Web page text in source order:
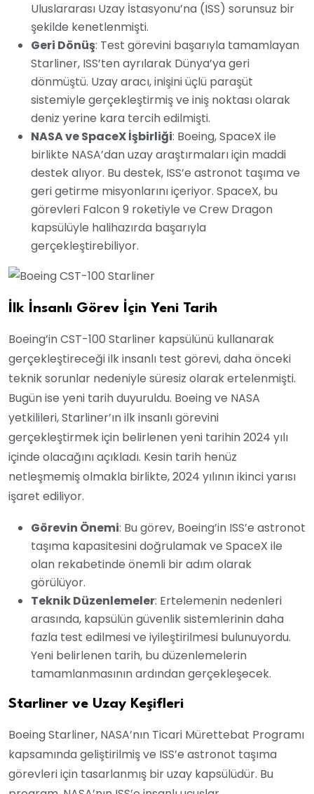
Uluslararası Uzay İstasyonu’na (ISS) sorunsuz bir
şekilde kenetlenmişti.
Geri Dönüş: Test görevini başarıyla tamamlayan
Starliner, ISS’ten ayrılarak Dünya’ya geri
dönmüştü. Uzay aracı, inişini üçlü paraşüt
sistemiyle gerçekleştirmiş ve iniş noktası olarak
deniz yerine kara tercih edilmişti.
NASA ve SpaceX İşbirliği: Boeing, SpaceX ile
birlikte NASA’dan uzay araştırmaları için maddi
destek alıyor. Bu destek, ISS’e astronot taşıma ve
geri getirme misyonlarını içeriyor. SpaceX, bu
görevleri Falcon 9 roketiyle ve Crew Dragon
kapsülüyle halihazırda başarıyla
gerçekleştirebiliyor.
İlk İnsanlı Görev İçin Yeni Tarih
Boeing’in CST-100 Starliner kapsülünü kullanarak
gerçekleştireceği ilk insanlı test görevi, daha önceki
teknik sorunlar nedeniyle süresiz olarak ertelenmişti.
Bugün ise yeni tarih duyuruldu. Boeing ve NASA
yetkilileri, Starliner’ın ilk insanlı görevini
gerçekleştirmek için belirlenen yeni tarihin 2024 yılı
içinde olacağını açıkladı. Kesin tarih henüz
netleşmemiş olmakla birlikte, 2024 yılının ikinci yarısı
işaret ediliyor.
Görevin Önemi: Bu görev, Boeing’in ISS’e astronot
taşıma kapasitesini doğrulamak ve SpaceX ile
olan rekabetinde önemli bir adım olarak
görülüyor.
Teknik Düzenlemeler: Ertelemenin nedenleri
arasında, kapsülün güvenlik sistemlerinin daha
fazla test edilmesi ve iyileştirilmesi bulunuyordu.
Yeni belirlenen tarih, bu düzenlemelerin
tamamlanmasının ardından gerçekleşecek.
Starliner ve Uzay Keşifleri
Boeing Starliner, NASA’nın Ticari Mürettebat Programı
kapsamında geliştirilmiş ve ISS’e astronot taşıma
görevleri için tasarlanmış bir uzay kapsülüdür. Bu